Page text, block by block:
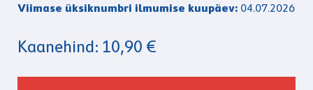
Viimase üksiknumbri ilmumise kuupäev: 04.07.2026
Kaanehind: 10,90 €